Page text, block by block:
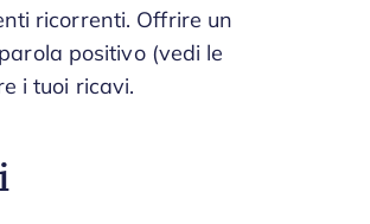
ricorrenti. Offrire un
positivo (vedi le
i tuoi ricavi.